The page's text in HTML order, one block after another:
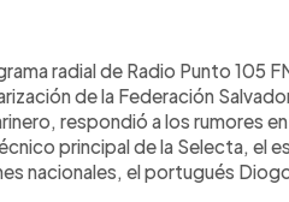
Escuchar artículo
radial de Radio Punto 105
de la Federación
respondió a los rumores
principal de la Selecta, el
nacionales, el portugués Diogo